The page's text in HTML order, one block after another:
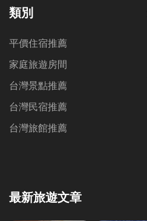
類別
平價住宿推薦
家庭旅遊房間
台灣景點推薦
台灣民宿推薦
台灣旅館推薦
最新旅遊文章